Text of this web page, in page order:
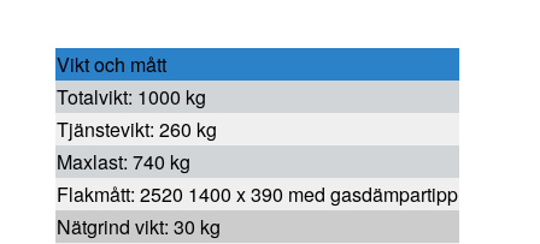
Vikt och mått
Totalvikt: 1000 kg
Tjänstevikt: 260 kg
Maxlast: 740 kg
Flakmått: 2520 1400 x 390 med gasdämpartipp
Nätgrind vikt: 30 kg